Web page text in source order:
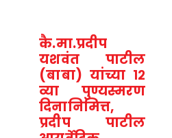
कै.मा.प्रदीप
यशवंत पाटील
(बाबा) यांच्या १२
व्या पुण्यस्मरण
दिनानिमित्त,
प्रदीप पाटील